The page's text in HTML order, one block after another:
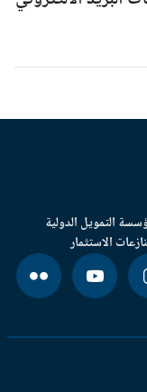
التمويل الدولية
الاستثمار